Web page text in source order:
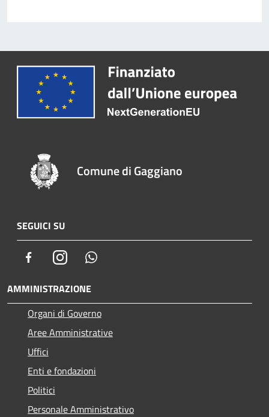
Comune di Gaggiano
SEGUICI SU
FacebookInstagram
AMMINISTRAZIONE
Organi di Governo
Aree Amministrative
Uffici
Enti e fondazioni
Politici
Personale Amministrativo